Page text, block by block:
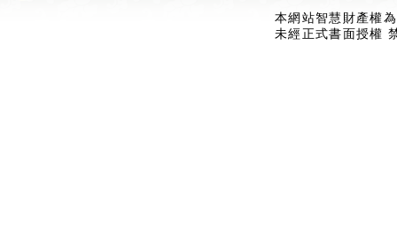
本網站智慧財產權
未經正式書面授權